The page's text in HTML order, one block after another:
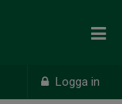
Logga in